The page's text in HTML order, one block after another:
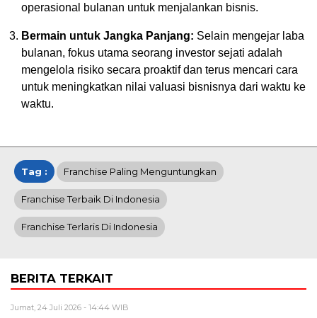
operasional bulanan untuk menjalankan bisnis.
Bermain untuk Jangka Panjang: Selain mengejar laba
bulanan, fokus utama seorang investor sejati adalah
mengelola risiko secara proaktif dan terus mencari cara
untuk meningkatkan nilai valuasi bisnisnya dari waktu ke
waktu.
Tag : Franchise Paling Menguntungkan
Franchise Terbaik Di Indonesia
Franchise Terlaris Di Indonesia
BERITA TERKAIT
Jumat, 24 Juli 2026 - 14:44 WIB